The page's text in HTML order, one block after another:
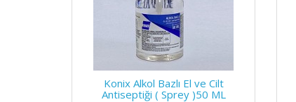
Konix Alkol Bazlı El ve Cilt
Antiseptiği ( Sprey )50 ML